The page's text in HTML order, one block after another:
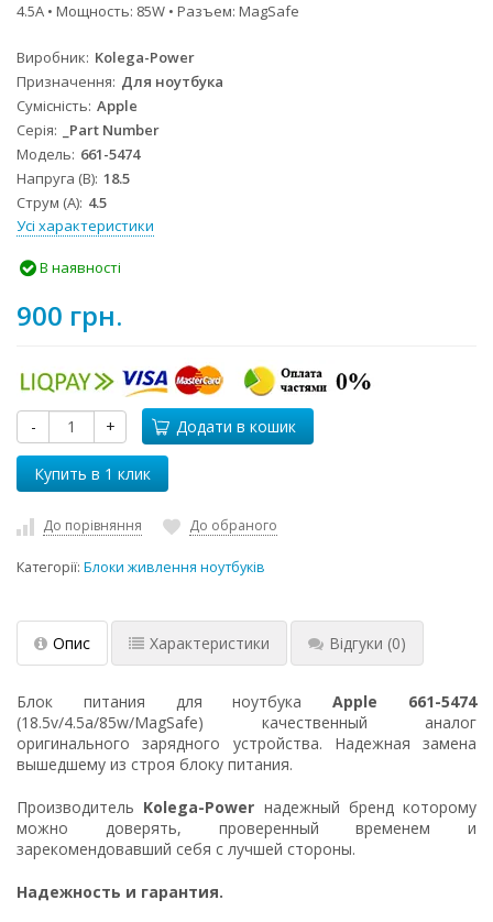
4.5A • Мощность: 85W • Разъем: MagSafe
Виробник Kolega-Power
Призначення Для ноутбука
Сумісність Apple
Серія
_Part Number
Модель 661-5474
Напруга (В) 18.5
Струм (А) 4.5
Усі характеристики
В наявності
900 грн.
- + Додати в кошик
До порівняння До обраного
Категорії: Блоки живлення ноутбуків
Опис Характеристики Відгуки (0)
Блок питания для ноутбукаApple 661-5474
(18.5v/4.5a/85w/MagSafe) качественный аналог
оригинального зарядного устройства. Надежная замена
вышедшему из строя блоку питания.
Производитель Kolega-Power надежный бренд которому
можно доверять, проверенный временем и
зарекомендовавший себя с лучшей стороны.
Надежность и гарантия.